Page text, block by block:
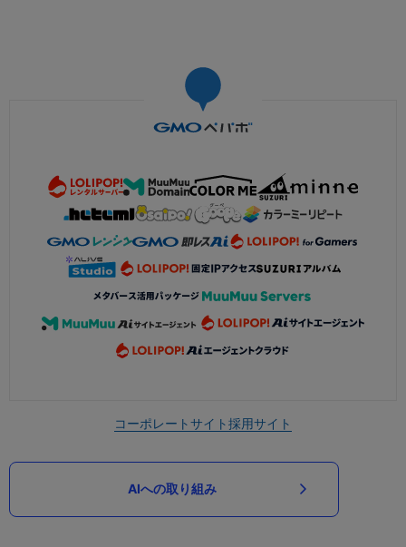
コーポレートサイト採用サイト
AIへの取り組み